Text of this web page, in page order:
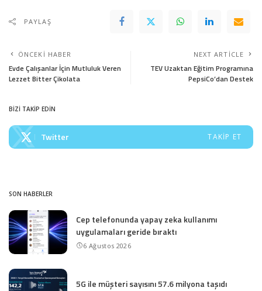
PAYLAŞ
ÖNCEKI HABER
Evde Çalışanlar İçin Mutluluk Veren
Lezzet Bitter Çikolata
NEXT ARTICLE
TEV Uzaktan Eğitim Programına
PepsiCo’dan Destek
BİZİ TAKİP EDİN
Twitter TAKIP ET
SON HABERLER
Cep telefonunda yapay zeka kullanımı
uygulamaları geride bıraktı
6 Ağustos 2026
5G ile müşteri sayısını 57.6 milyona taşıdı